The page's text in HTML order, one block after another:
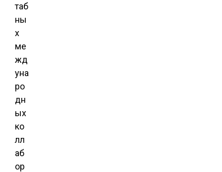
таб
ны
х
ме
жд
уна
ро
дн
ых
ко
лл
аб
ор